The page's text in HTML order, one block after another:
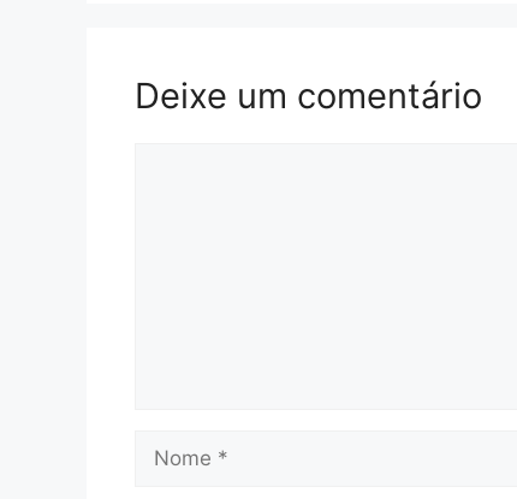
Deixe um comentário